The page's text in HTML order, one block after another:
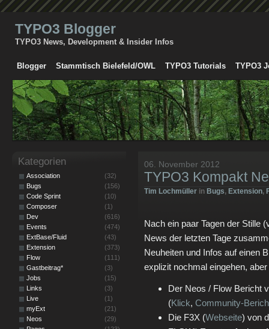
TYPO3 Blogger
TYPO3 News, Development & Insider Infos
Blogger Stammtisch Bielefeld/OWL TYPO3 Tutorials TYPO3
06. November 2012
TYPO3 Kompakt
Tim Lochmüller in Bugs, Extension,
Nach ein paar Tagen der Stille
News der letzten Tage
Neuheiten und Infos auf einen
explizit nochmal eingehen,
Der Neos / Flow Bericht
(Klick, Community-
Die F3X (Webseite) von
Kategorien
Association
(32)
Bugs
(156)
Code Sprint
(10)
Composer
(1)
Dev
(616)
Events
(474)
ExtBase/Fluid
(43)
Extension
(373)
Flow
(111)
Gastbeitrag*
(3)
Jobs
(15)
Links
(3)
Live
(1)
myExt
(21)
Neos
(29)